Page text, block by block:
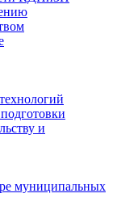
и
муниципальных